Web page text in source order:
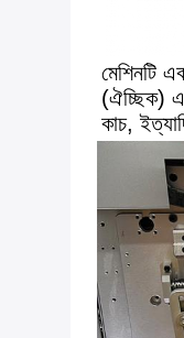
মেশিনটি
(ঐচ্ছিক)
কাচ,